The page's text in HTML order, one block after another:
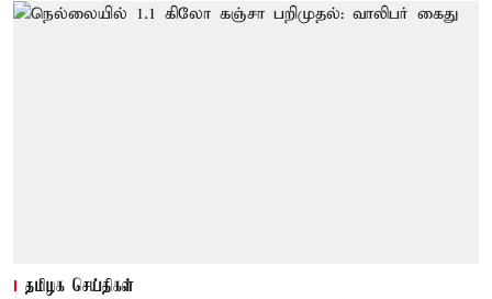
தமிழக செய்திகள்